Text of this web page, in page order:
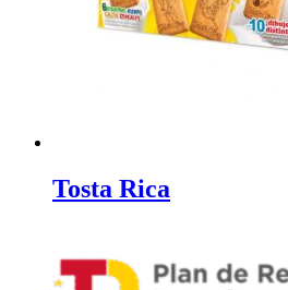
Tosta Rica